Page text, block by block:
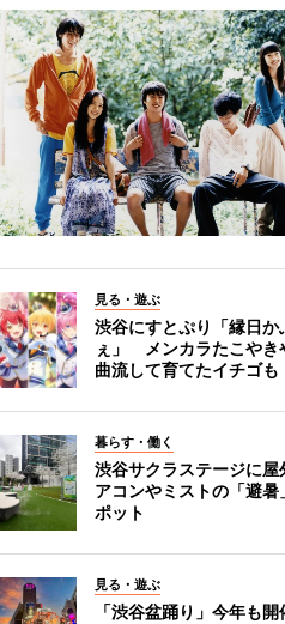
見る・遊ぶ
渋谷にすとぷり「縁日か
ぇ」 メンカラたこやき
曲流して育てたイチゴも
暮らす・働く
渋谷サクラステージに屋
アコンやミストの「避暑
ポット
見る・遊ぶ
「渋谷盆踊り」今年も開